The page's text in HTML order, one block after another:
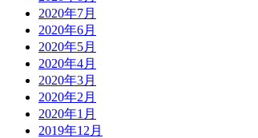
2020年7月
2020年6月
2020年5月
2020年4月
2020年3月
2020年2月
2020年1月
2019年12月